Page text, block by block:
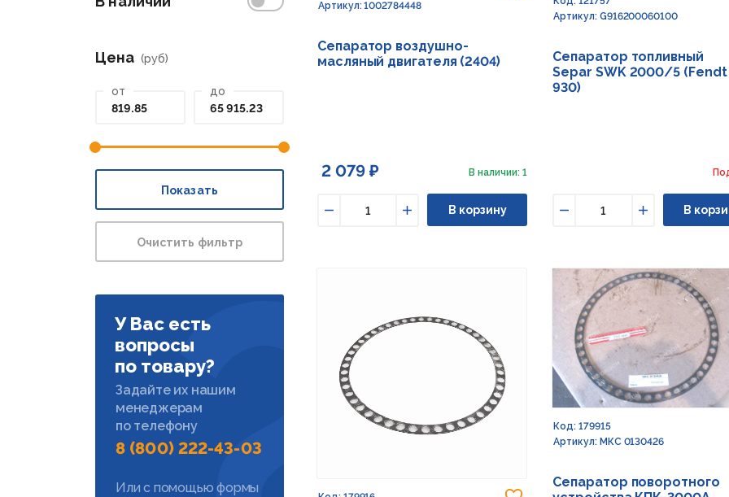
Цена (руб)
от до
Показать
Очистить фильтр
У Вас есть
вопросы
по товару?
Задайте их нашим
менеджерам
по телефону
8 (800) 222-43-03
Или с помощью формы
Артикул: 1002784448
Сепаратор воздушно-
масляный двигателя (2404)
2 079 ₽ В наличии: 1
Увеличить
В корзину
Артикул: G916200060100
Сепаратор топливный
Separ SWK 2000/5 (Fendt
930)
Увеличить
В
Код: 179915
Артикул: МКС 0130426
Сепаратор поворотного